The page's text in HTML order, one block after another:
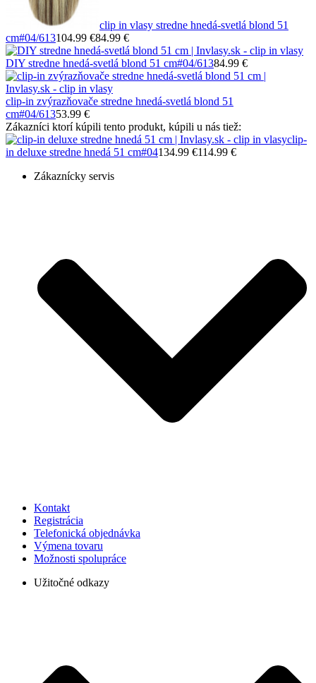
clip in vlasy stredne hnedá-svetlá blond 51
cm#04/613104.99 €84.99 €
DIY stredne hnedá-svetlá blond 51 cm#04/61384.99 €
clip-in zvýrazňovače stredne hnedá-svetlá blond 51
cm#04/61353.99 €
Zákazníci ktorí kúpili tento produkt, kúpili u nás tiež:
clip-
in deluxe stredne hnedá 51 cm#04134.99 €114.99 €
Zákaznícky servis
Kontakt
Registrácia
Telefonická objednávka
Výmena tovaru
Možnosti spolupráce
Užitočné odkazy